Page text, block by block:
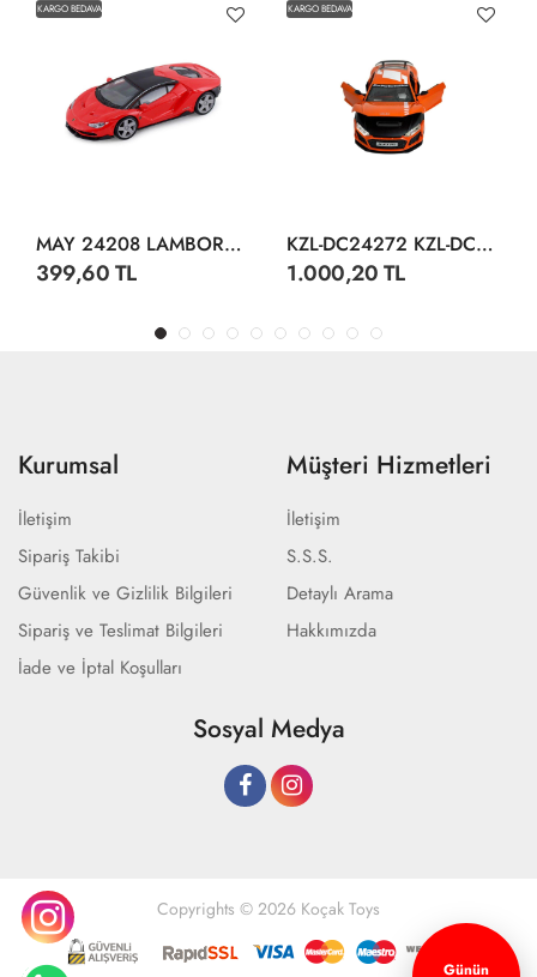
KARGO BEDAVA
MAY 24208 LAMBORGHİNİ CENTENARİO DİSPLAY 12 CM
399,60 TL
KARGO BEDAVA
KZL-DC24272 KZL-DC24272 AUDI R8 1:24 ISIKLI SESLI 32
1.000,20 TL
Kurumsal
İletişim
Sipariş Takibi
Güvenlik ve Gizlilik Bilgileri
Sipariş ve Teslimat Bilgileri
İade ve İptal Koşulları
Müşteri Hizmetleri
İletişim
S.S.S.
Detaylı Arama
Hakkımızda
Sosyal Medya
Copyrights © 2026 Koçak Toys
Günün